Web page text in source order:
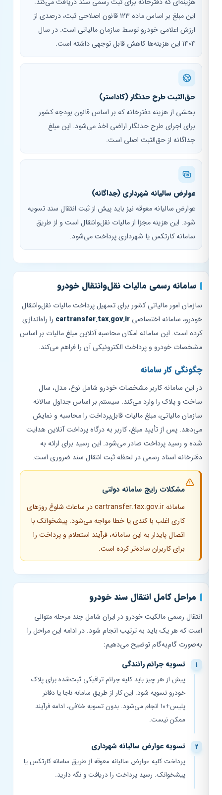
این مبلغ بر اساس ماده ۱۲۳ قانون اصلاحی ثبت، درصدی از
ارزش اعلامی خودرو توسط سازمان مالیاتی است. در سال
حق‌الثبت طرح حدنگار (کاداستر)
بخشی از هزینه دفترخانه که بر اساس قانون بودجه کشور
برای اجرای طرح حدنگار اراضی اخذ می‌شود. این مبلغ
جداگانه از حق‌الثبت اصلی است.
عوارض سالیانه شهرداری (جداگانه)
عوارض سالیانه معوقه نیز باید پیش از ثبت انتقال سند تسویه
شود. این هزینه مجزا از مالیات نقل‌وانتقال است و از طریق
سامانه کارتکس یا شهرداری پرداخت می‌شود.
سامانه رسمی مالیات نقل‌وانتقال خودرو
سازمان امور مالیاتی کشور برای تسهیل پرداخت مالیات نقل‌وانتقال
خودرو، سامانه اختصاصیcartransfer.tax.gov.irرا راه‌اندازی
کرده است. این سامانه امکان محاسبه آنلاین مبلغ مالیات بر اساس
مشخصات خودرو و پرداخت الکترونیکی آن را فراهم می‌کند.
چگونگی کار سامانه
در این سامانه کاربر مشخصات خودرو شامل نوع، مدل، سال
ساخت و پلاک را وارد می‌کند. سیستم بر اساس جداول سالانه
سازمان مالیاتی، مبلغ مالیات قابل‌پرداخت را محاسبه و نمایش
می‌دهد. پس از تأیید مبلغ، کاربر به درگاه پرداخت آنلاین هدایت
شده و رسید پرداخت صادر می‌شود. این رسید برای ارائه به
دفترخانه اسناد رسمی در لحظه ثبت انتقال سند ضروری است.
مشکلات رایج سامانه دولتی
سامانه cartransfer.tax.gov.ir در ساعات شلوغ روزهای
کاری اغلب با کندی یا خطا مواجه می‌شود. پیشخوانک با
اتصال پایدار به این سامانه، فرآیند استعلام و پرداخت را
برای کاربران ساده‌تر کرده است.
مراحل کامل انتقال سند خودرو
انتقال رسمی مالکیت خودرو در ایران شامل چند مرحله متوالی
است که هر یک باید به ترتیب انجام شود. در ادامه این مراحل را
به‌صورت گام‌به‌گام توضیح می‌دهیم:
تسویه جرائم رانندگی
پیش از هر چیز باید کلیه جرائم ترافیکی ثبت‌شده برای پلاک
خودرو تسویه شود. این کار از طریق سامانه ناجا یا دفاتر
پلیس+۱۰ انجام می‌شود. بدون تسویه خلافی، ادامه فرآیند
ممکن نیست.
تسویه عوارض سالیانه شهرداری
پرداخت کلیه عوارض سالیانه معوقه از طریق سامانه کارتکس یا
پیشخوانک. رسید پرداخت را دریافت و نگه دارید.